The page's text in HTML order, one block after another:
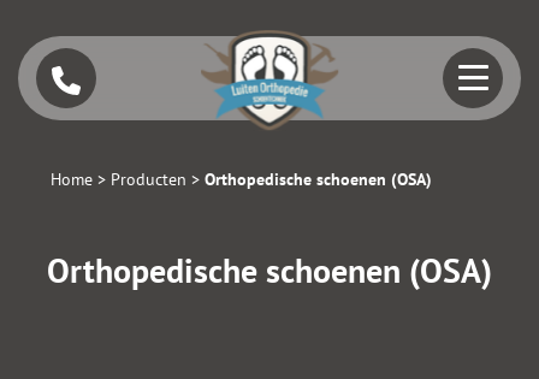
Home > Producten > Orthopedische schoenen (OSA)
Orthopedische schoenen (OSA)